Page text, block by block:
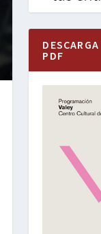
PDF